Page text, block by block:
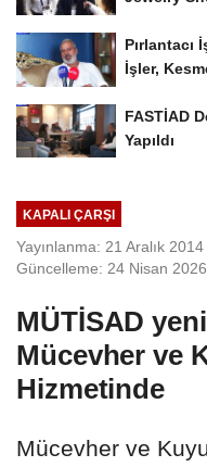
Pırlantacı
İşler,
FASTİAD
Yapıldı
KAPALI ÇARŞI
Yayınlanma: 21 Aralık
Güncelleme: 24 Nisan
MÜTİSAD
Mücevher ve
Hizmetinde
Mücevher ve